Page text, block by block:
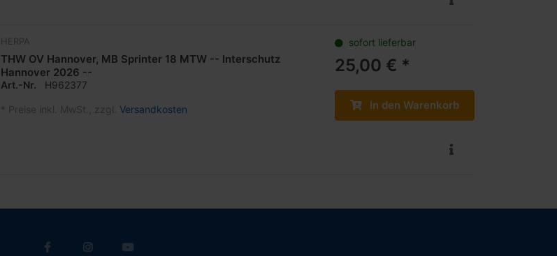
HERPA
THW OV Hannover, MB Sprinter 18 MTW -- Interschutz
Hannover 2026 --
Art.-Nr. H962377
* Preise inkl. MwSt., zzgl. Versandkosten
sofort lieferbar
25,00 € *
In den Warenkorb